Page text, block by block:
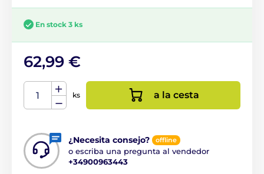
En stock 3 ks
62,99 €
ks a la cesta
¿Necesita consejo? offline
o escriba una pregunta al vendedor
+34900963443